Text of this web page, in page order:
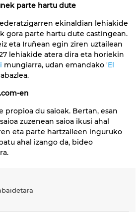
parte hartu dute
ekinaldian lehiakide
gora parte hartu dute castingean.
eta Iruñean egin ziren uztailean
lehiakide atera dira eta horiekin
mungiarra, udan emandako 'El
en
du saioak. Bertan, esan
zuzenean saioa ikusi ahal
eta parte hartzaileen inguruko
ahal izango da, bideo